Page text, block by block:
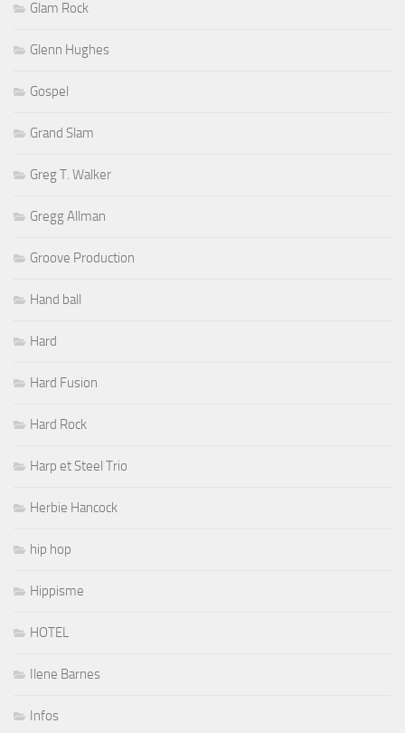
Glam Rock
Glenn Hughes
Gospel
Grand Slam
Greg T. Walker
Gregg Allman
Groove Production
Hand ball
Hard
Hard Fusion
Hard Rock
Harp et Steel Trio
Herbie Hancock
hip hop
Hippisme
HOTEL
Ilene Barnes
Infos